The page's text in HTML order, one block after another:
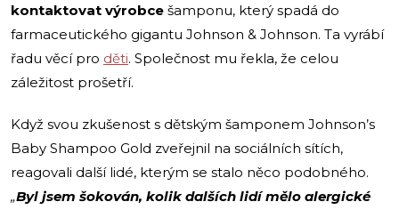
kontaktovat výrobce šamponu, který spadá do
farmaceutického gigantu Johnson & Johnson. Ta vyrábí
řadu věcí pro děti. Společnost mu řekla, že celou
záležitost prošetří.
Když svou zkušenost s dětským šamponem Johnson’s
Baby Shampoo Gold zveřejnil na sociálních sítích,
reagovali další lidé, kterým se stalo něco podobného.
„Byl jsem šokován, kolik dalších lidí mělo alergické